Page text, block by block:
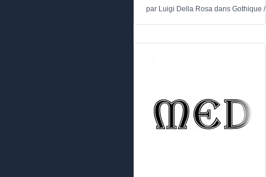
par Luigi Della Rosa dans Gothique